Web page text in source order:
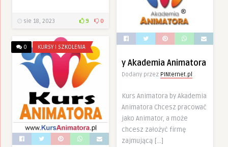
sie 18, 2023 9 0
y Akademia Animatora
Dodany przez PINternet.pl
Kurs Animatora by Akademia
Animatora Chcesz pracować
jako Animator, a może
chcesz założyć firmę
zajmującą […]
0 KURSY I SZKOLENIA